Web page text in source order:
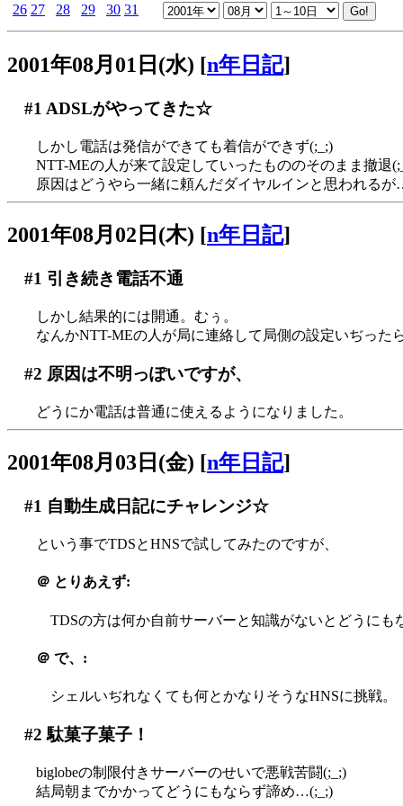
26 27 28 29 30 31
2001年08月01日(水) [n年日記]
#1 ADSLがやってきた☆
しかし電話は発信ができても着信ができず(;_;)
NTT-MEの人が来て設定していったもののそのまま撤退
原因はどうやら一緒に頼んだダイヤルインと思われるが
2001年08月02日(木) [n年日記]
#1 引き続き電話不通
しかし結果的には開通。むぅ。
なんかNTT-MEの人が局に連絡して局側の設定いぢった
#2 原因は不明っぽいですが、
どうにか電話は普通に使えるようになりました。
2001年08月03日(金) [n年日記]
#1 自動生成日記にチャレンジ☆
という事でTDSとHNSで試してみたのですが、
＠ とりあえず:
TDSの方は何か自前サーバーと知識がないとどうにも
＠ で、:
シェルいぢれなくても何とかなりそうなHNSに挑戦。
#2 駄菓子菓子！
biglobeの制限付きサーバーのせいで悪戦苦闘(;_;)
結局朝までかかってどうにもならず諦め…(;_;)